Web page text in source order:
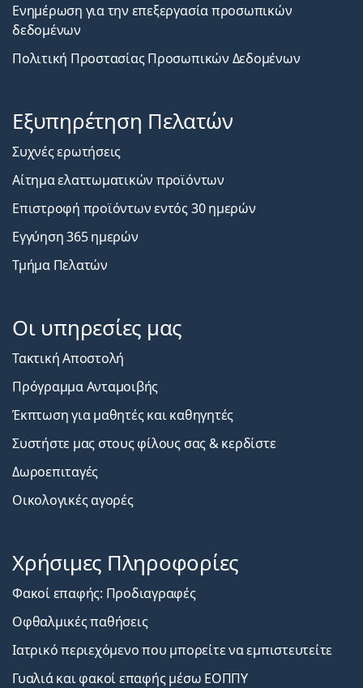
Ενημέρωση για την επεξεργασία προσωπικών
δεδομένων
Πολιτική Προστασίας Προσωπικών Δεδομένων
Εξυπηρέτηση Πελατών
Συχνές ερωτήσεις
Αίτημα ελαττωματικών προϊόντων
Επιστροφή προϊόντων εντός 30 ημερών
Εγγύηση 365 ημερών
Τμήμα Πελατών
Οι υπηρεσίες μας
Τακτική Αποστολή
Πρόγραμμα Ανταμοιβής
Έκπτωση για μαθητές και καθηγητές
Συστήστε μας στους φίλους σας & κερδίστε
Δωροεπιταγές
Οικολογικές αγορές
Χρήσιμες Πληροφορίες
Φακοί επαφής: Προδιαγραφές
Οφθαλμικές παθήσεις
Ιατρικό περιεχόμενο που μπορείτε να εμπιστευτείτε
Γυαλιά και φακοί επαφής μέσω ΕΟΠΠΥ